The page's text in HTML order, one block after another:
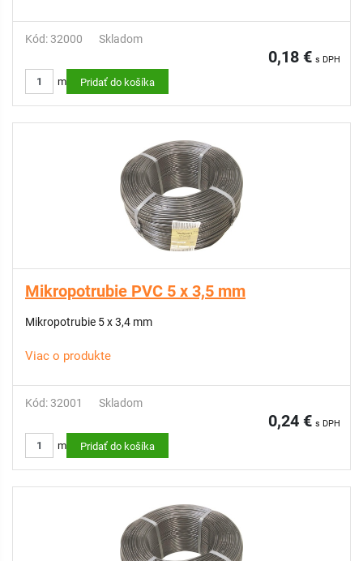
Kód: 32000 Skladom
0,18 € s DPH
m Pridať do košíka
Mikropotrubie PVC 5 x 3,5 mm
Mikropotrubie 5 x 3,4 mm
Viac o produkte
Kód: 32001 Skladom
0,24 € s DPH
m Pridať do košíka